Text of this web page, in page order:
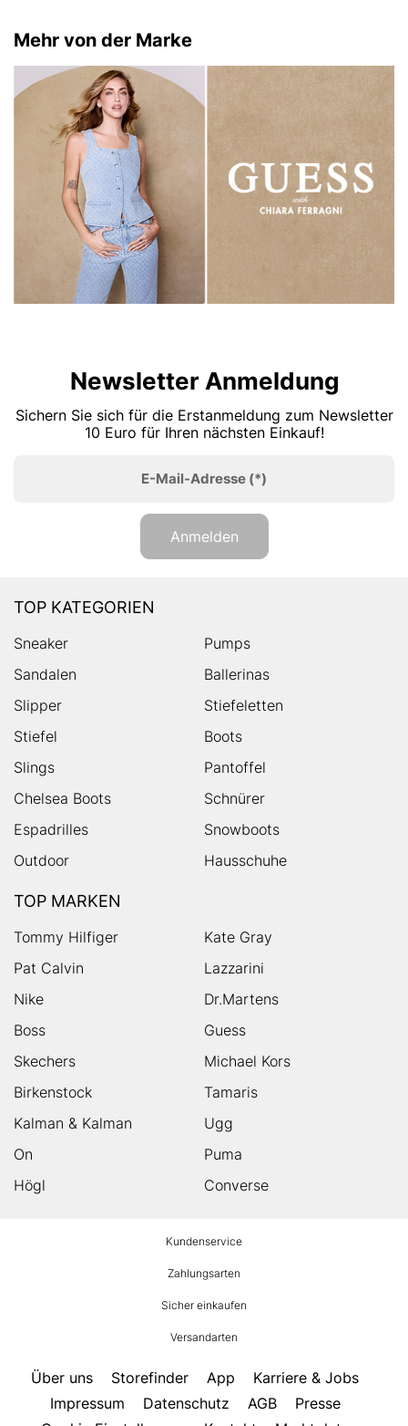
Mehr von der Marke
Newsletter Anmeldung
Sichern Sie sich für die Erstanmeldung zum Newsletter
10 Euro für Ihren nächsten Einkauf!
E-Mail-Adresse (*)
Anmelden
TOP KATEGORIEN
Sneaker
Pumps
Sandalen
Ballerinas
Slipper
Stiefeletten
Stiefel
Boots
Slings
Pantoffel
Chelsea Boots
Schnürer
Espadrilles
Snowboots
Outdoor
Hausschuhe
TOP MARKEN
Tommy Hilfiger
Kate Gray
Pat Calvin
Lazzarini
Nike
Dr.Martens
Boss
Guess
Skechers
Michael Kors
Birkenstock
Tamaris
Kalman & Kalman
Ugg
On
Puma
Högl
Converse
Kundenservice
Zahlungsarten
Sicher einkaufen
Versandarten
Über uns Storefinder App
Karriere & Jobs
Impressum
Datenschutz AGB
Presse